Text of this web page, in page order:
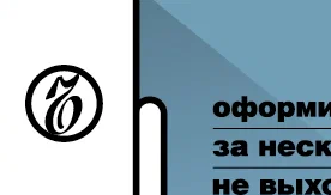
www.kommersant.ru/ad